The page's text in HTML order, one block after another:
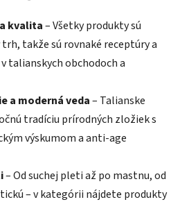
kvalita– Všetky produkty sú
takže sú rovnaké receptúry a
talianskych obchodoch a
a moderná veda– Talianske
tradíciu prírodných zložiek s
výskumom a anti-age
– Od suchej pleti až po mastnu, od
– v kategórii nájdete produkty